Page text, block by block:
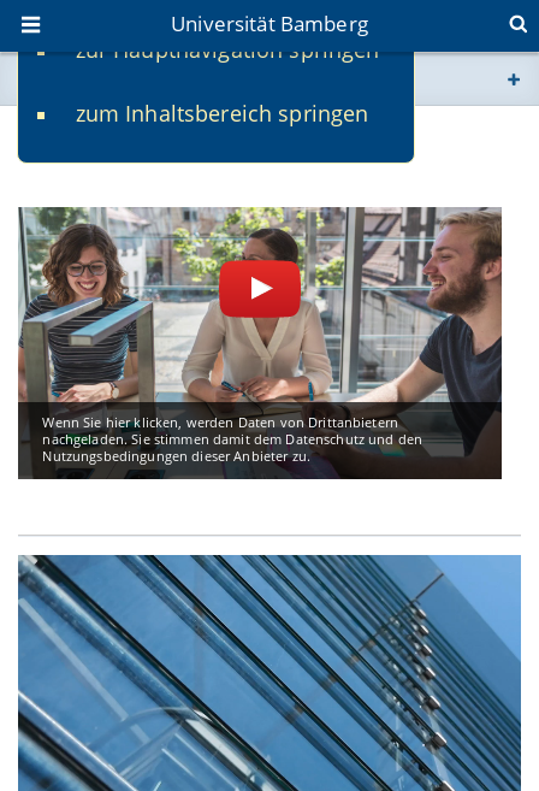
zur Hauptnavigation springen
zum Inhaltsbereich springen
Universität Bamberg
www.uni-bamberg.de
fis.uni-bamberg.de
Videos
Wenn Sie hier klicken, werden Daten von Drittanbietern
nachgeladen. Sie stimmen damit dem Datenschutz und den
Nutzungsbedingungen dieser Anbieter zu.